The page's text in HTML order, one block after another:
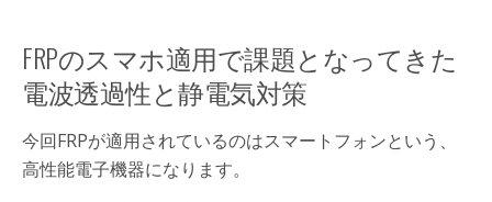
FRPのスマホ適用で課題となってきた
電波透過性と静電気対策
今回FRPが適用されているのはスマートフォンという、
高性能電子機器になります。